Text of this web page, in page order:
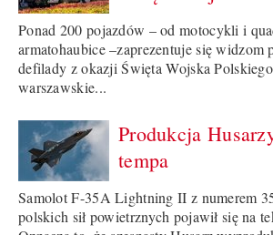
Ponad 200 pojazdów – od motocykli i
armatohaubice –zaprezentuje się widzom
defilady z okazji Święta Wojska
warszawskie...
Produkcja
tempa
Samolot F-35A Lightning II z numerem
polskich sił powietrznych pojawił się na